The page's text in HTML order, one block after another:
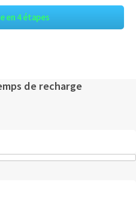
en 4 étapes
de recharge